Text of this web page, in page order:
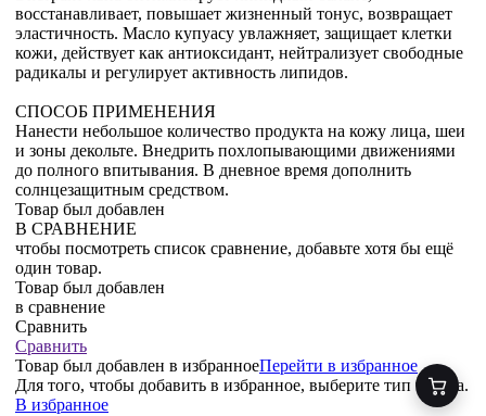
восстанавливает, повышает жизненный тонус, возвращает
эластичность. Масло купуасу увлажняет, защищает клетки
кожи, действует как антиоксидант, нейтрализует свободные
радикалы и регулирует активность липидов.
СПОСОБ ПРИМЕНЕНИЯ
Нанести небольшое количество продукта на кожу лица, шеи
и зоны декольте. Внедрить похлопывающими движениями
до полного впитывания. В дневное время дополнить
солнцезащитным средством.
Товар был добавлен
В СРАВНЕНИЕ
чтобы посмотреть список сравнение, добавьте хотя бы ещё
один товар.
Товар был добавлен
в сравнение
Сравнить
Сравнить
Товар был добавлен в избранноеПерейти в избранное
Для того, чтобы добавить в избранное, выберите тип товара.
В избранное